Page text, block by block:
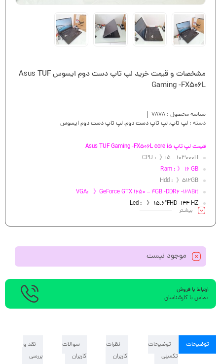
مشخصات و قیمت خرید لپ تاپ دست دوم ایسوس Asus TUF
Gaming -FX506L
شناسه محصول : 7878
دسته : لپ تاپ,لپ تاپ دست دوم,لپ تاپ دست دوم ایسوس
قیمت لپ تاپ Asus TUF Gaming -FX506L core i5
CPU : 》i5 – 103000H
Ram : 》 16 GB
Hdd : 》512GB
VGA: 》GeForce GTX 1650 – 4GB -DDR6 -128Bit
Led : 》 15.6″FHD -144 HZ
بیشـتر
موجود نیست
ارتباط با فروش
تماس با کارشناسان
توضیحات
توضیحات
تکمیلی
نظرات
کاربران
سوالات
کاربران
نقد و
بررسی